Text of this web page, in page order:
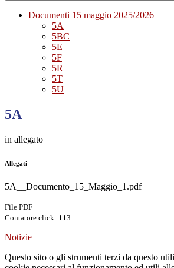
Documenti 15 maggio 2025/2026
5A
5BC
5E
5F
5R
5T
5U
5A
in allegato
Allegati
5A__Documento_15_Maggio_1.pdf
File PDF
Contatore click: 113
Notizie
Questo sito o gli strumenti terzi da questo